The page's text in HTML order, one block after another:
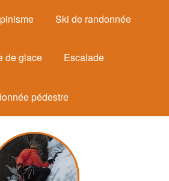
Ski de randonnée
de glace Escalade
pédestre